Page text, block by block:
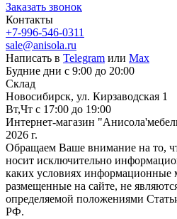
Заказать звонок
Контакты
+7-996-546-0311
sale@anisola.ru
Написать в Telegram или Max
Будние дни с 9:00 до 20:00
Склад
Новосибирск, ул. Кирзаводская 1
Вт,Чт с 17:00 до 19:00
Интернет-магазин
2026 г.
Обращаем Ваше внимание на то,
носит исключительно
каких условиях информационные
размещенные на сайте, не
определяемой положениями
РФ.